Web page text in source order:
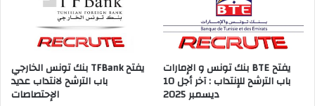
بنك تونس الخارجي TFBank يفتح
باب الترشح لانتداب عديد
الإحتصاصات
بنك تونس و الإمارات BTE يفتح
باب الترشح للإنتداب : آخر أجل 10
ديسمبر 2025